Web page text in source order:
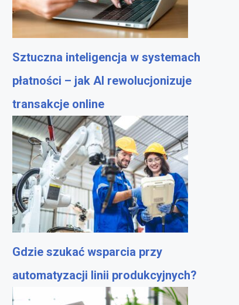
Sztuczna inteligencja w systemach
płatności – jak AI rewolucjonizuje
transakcje online
Gdzie szukać wsparcia przy
automatyzacji linii produkcyjnych?